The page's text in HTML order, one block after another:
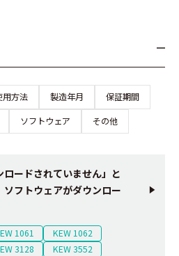
用方法 製造年月
保証期間
ソフトウェア その他
ロードされていません」と
ソフトウェアがダウンロー
1061
KEW 1062
3128
KEW 3552